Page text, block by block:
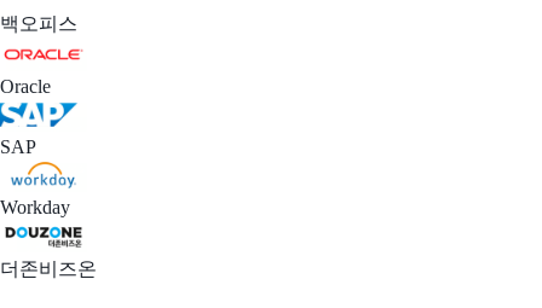
백오피스
Oracle
SAP
Workday
더존비즈온